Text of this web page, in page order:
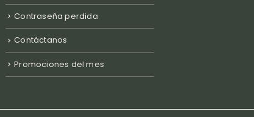
Contraseña perdida
Contáctanos
Promociones del mes